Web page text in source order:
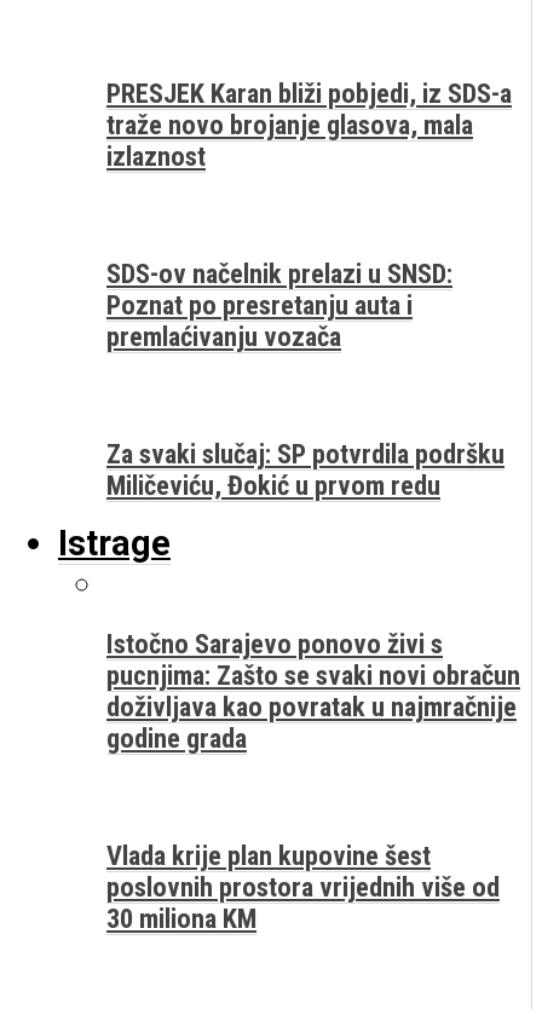
PRESJEK Karan bliži pobjedi, iz SDS-a
traže novo brojanje glasova, mala
izlaznost
SDS-ov načelnik prelazi u SNSD:
Poznat po presretanju auta i
premlaćivanju vozača
Za svaki slučaj: SP potvrdila podršku
Miličeviću, Đokić u prvom redu
Istrage
Istočno Sarajevo ponovo živi s
pucnjima: Zašto se svaki novi obračun
doživljava kao povratak u najmračnije
godine grada
Vlada krije plan kupovine šest
poslovnih prostora vrijednih više od
30 miliona KM